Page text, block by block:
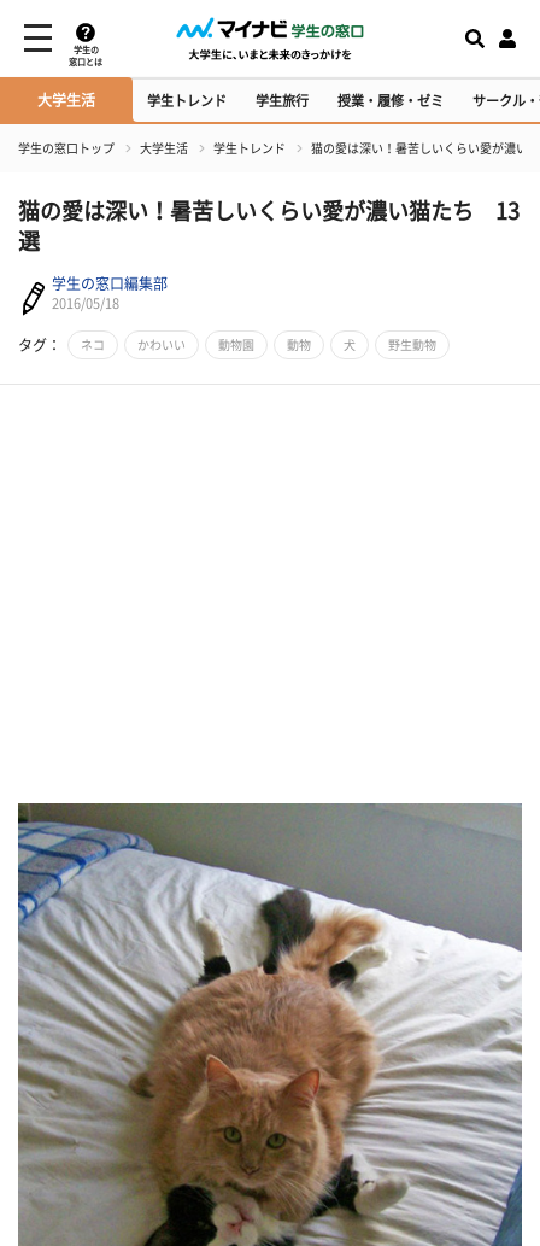
学生の
窓口とは
大学生活 学生トレンド 学生旅行 授業・履修・ゼミ サークル
学生の窓口トップ 大学生活 学生トレンド 猫の愛は深い！暑苦しいくらい愛が濃い
猫の愛は深い！暑苦しいくらい愛が濃い猫たち 13
選
学生の窓口編集部
2016/05/18
タグ： ネコ かわいい 動物園 動物 犬 野生動物